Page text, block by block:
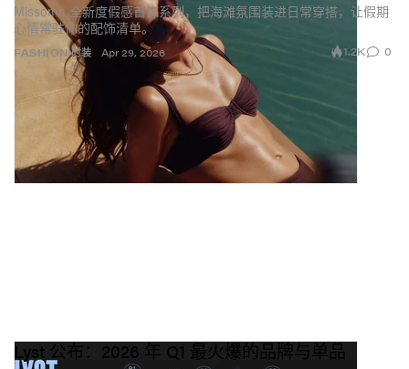
FASHION 时装
Missoma 全新度假感首饰系列，把海滩氛围装进日常穿搭，让假期
心情常驻你的配饰清单。
Apr 29, 2026 1.2K 0
Lyst 公布：2026 年 Q1 最火爆的品牌与单品